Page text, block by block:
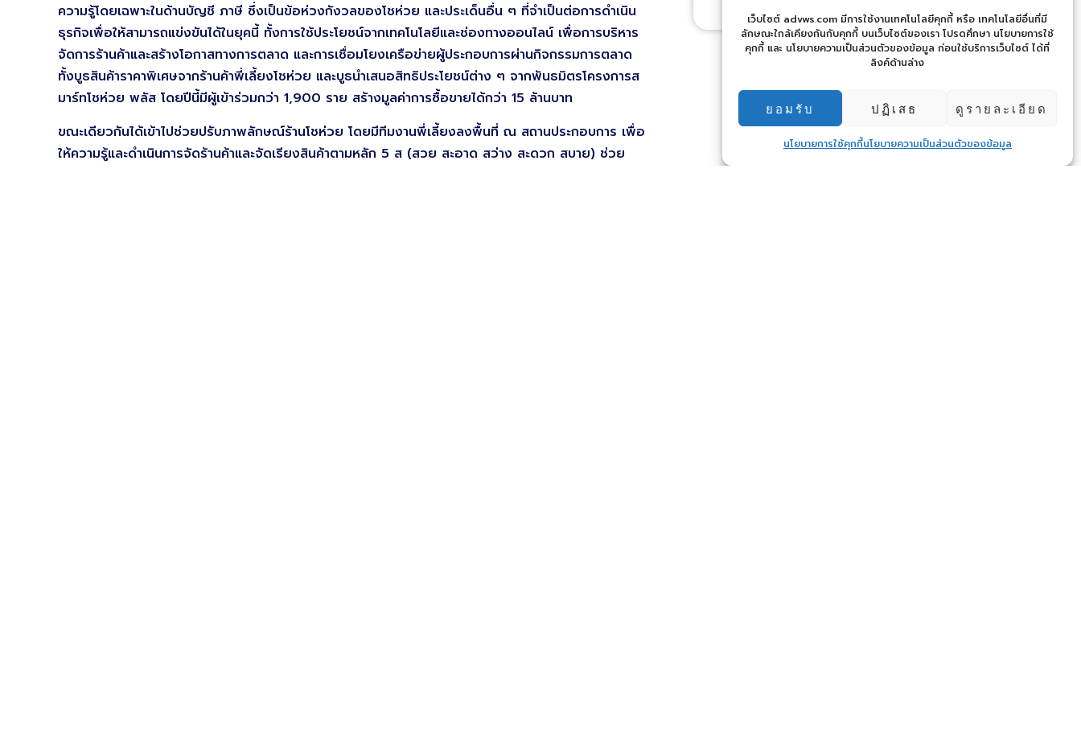
เว็บไซต์ advws.com มีการใช้งานเทคโนโลยีคุกกี้ หรือ เทคโนโลยีอื่นที่มี
ลักษณะใกล้เคียงกันกับคุกกี้ บนเว็บไซต์ของเรา โปรดศึกษา นโยบายการใช้
คุกกี้ และ นโยบายความเป็นส่วนตัวของข้อมูล ก่อนใช้บริการเว็บไซต์ ได้ที่
ลิงค์ด้านล่าง
ยอมรับ ปฏิเสธ ดูรายละเอียด
นโยบายการใช้คุกกี้นโยบายความเป็นส่วนตัวของข้อมูล
ความรู้โดยเฉพาะในด้านบัญชี ภาษี ซึ่งเป็นข้อห่วงกังวลของโชห่วย และประเด็นอื่น ๆ ที่จำเป็นต่อการดำเนิน
ธุรกิจเพื่อให้สามารถแข่งขันได้ในยุคนี้ ทั้งการใช้ประโยชน์จากเทคโนโลยีและช่องทางออนไลน์ เพื่อการบริหาร
จัดการร้านค้าและสร้างโอกาสทางการตลาด และการเชื่อมโยงเครือข่ายผู้ประกอบการผ่านกิจกรรมการตลาด
ทั้งบูธสินค้าราคาพิเศษจากร้านค้าพี่เลี้ยงโชห่วย และบูธนำเสนอสิทธิประโยชน์ต่าง ๆ จากพันธมิตรโครงการส
มาร์ทโชห่วย พลัส โดยปีนี้มีผู้เข้าร่วมกว่า 1,900 ราย สร้างมูลค่าการซื้อขายได้กว่า 15 ล้านบาท
ขณะเดียวกันได้เข้าไปช่วยปรับภาพลักษณ์ร้านโชห่วย โดยมีทีมงานพี่เลี้ยงลงพื้นที่ ณ สถานประกอบการ เพื่อ
ให้ความรู้และดำเนินการจัดร้านค้าและจัดเรียงสินค้าตามหลัก 5 ส (สวย สะอาด สว่าง สะดวก สบาย) ช่วย